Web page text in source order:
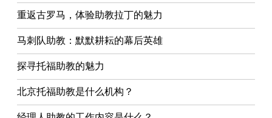
重返古罗马，体验助教拉丁的魅力
马刺队助教：默默耕耘的幕后英雄
探寻托福助教的魅力
北京托福助教是什么机构？